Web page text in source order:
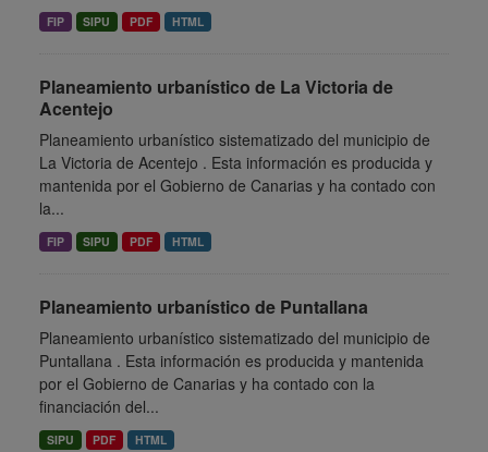
FIP SIPU PDF HTML
Planeamiento urbanístico de La Victoria de
Acentejo
Planeamiento urbanístico sistematizado del municipio de
La Victoria de Acentejo . Esta información es producida y
mantenida por el Gobierno de Canarias y ha contado con
la...
FIP SIPU PDF HTML
Planeamiento urbanístico de Puntallana
Planeamiento urbanístico sistematizado del municipio de
Puntallana . Esta información es producida y mantenida
por el Gobierno de Canarias y ha contado con la
financiación del...
SIPU PDF HTML